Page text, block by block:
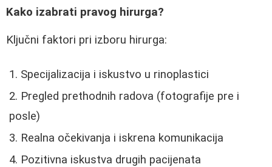
Kako izabrati pravog hirurga?
Ključni faktori pri izboru hirurga:
Specijalizacija i iskustvo u rinoplastici
Pregled prethodnih radova (fotografije pre i
posle)
Realna očekivanja i iskrena komunikacija
Pozitivna iskustva drugih pacijenata